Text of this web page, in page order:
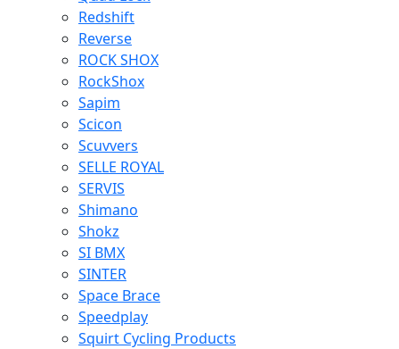
Redshift
Reverse
ROCK SHOX
RockShox
Sapim
Scicon
Scuvvers
SELLE ROYAL
SERVIS
Shimano
Shokz
SI BMX
SINTER
Space Brace
Speedplay
Squirt Cycling Products